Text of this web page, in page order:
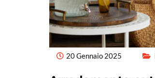
20 Gennaio 2025